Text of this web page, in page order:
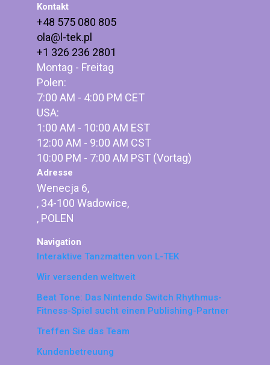
Kontakt
+48 575 080 805
ola@l-tek.pl
+1 326 236 2801
Montag - Freitag
Polen:
7:00 AM - 4:00 PM CET
USA:
1:00 AM - 10:00 AM EST
12:00 AM - 9:00 AM CST
10:00 PM - 7:00 AM PST (Vortag)
Adresse
Wenecja 6,
, 34-100 Wadowice,
, POLEN
Navigation
Interaktive Tanzmatten von L-TEK
Wir versenden weltweit
Beat Tone: Das Nintendo Switch Rhythmus-
Fitness-Spiel sucht einen Publishing-Partner
Treffen Sie das Team
Kundenbetreuung